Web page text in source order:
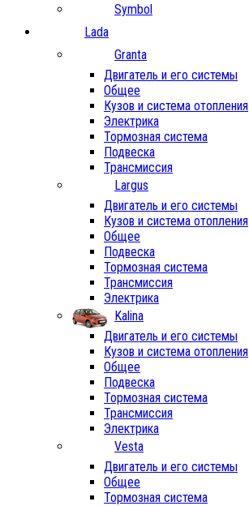
Symbol
Lada
Granta
Двигатель и его системы
Общее
Кузов и система отопления
Электрика
Тормозная система
Подвеска
Трансмиссия
Largus
Двигатель и его системы
Кузов и система отопления
Общее
Подвеска
Тормозная система
Трансмиссия
Электрика
Kalina
Двигатель и его системы
Кузов и система отопления
Общее
Подвеска
Тормозная система
Трансмиссия
Электрика
Vesta
Двигатель и его системы
Общее
Тормозная система